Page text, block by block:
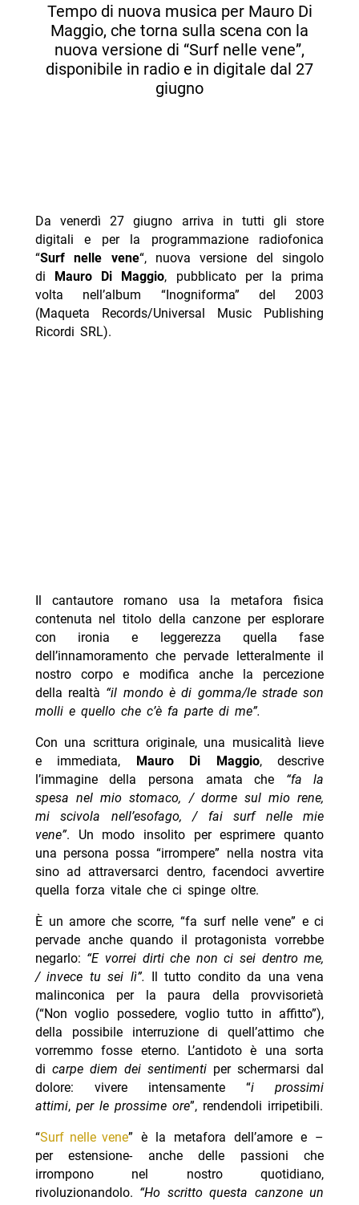
Tempo di nuova musica per Mauro Di
Maggio, che torna sulla scena con la
nuova versione di “Surf nelle vene”,
disponibile in radio e in digitale dal 27
giugno
Da venerdì 27 giugno arriva in tutti gli store
digitali e per la programmazione radiofonica
“Surf nelle vene“, nuova versione del singolo
di
Mauro Di Maggio, pubblicato per la prima
volta nell’album “Inogniforma” del 2003
(Maqueta Records/Universal Music Publishing
Ricordi SRL).
Il cantautore romano usa la metafora fisica
contenuta nel titolo della canzone per esplorare
con ironia e leggerezza quella fase
dell’innamoramento che pervade letteralmente il
nostro corpo e modifica anche la percezione
della realtà “il mondo è di gomma/le strade son
molli e quello che c’è fa parte di me”.
Con una scrittura originale, una musicalità lieve
e immediata,
Mauro Di Maggio, descrive
l’immagine della persona amata che “fa la
spesa nel mio stomaco, / dorme sul mio rene,
mi scivola nell’esofago, / fai surf nelle mie
vene”. Un modo insolito per esprimere quanto
una persona possa “irrompere” nella nostra vita
sino ad attraversarci dentro, facendoci avvertire
quella forza vitale che ci spinge oltre.
È un amore che scorre, “fa surf nelle vene” e ci
pervade anche quando il protagonista vorrebbe
negarlo: “E vorrei dirti che non ci sei dentro me,
/ invece tu sei lì”.
Il tutto condito da una vena
malinconica per la paura della provvisorietà
(“Non voglio possedere, voglio tutto in affitto”),
della possibile interruzione di quell’attimo che
vorremmo fosse eterno. L’antidoto è una sorta
di carpe diem dei sentimenti per schermarsi dal
dolore: vivere intensamente “i prossimi
attimi, per le prossime ore”, rendendoli irripetibili.
“Surf nelle vene” è la metafora dell’amore e –
per estensione- anche delle passioni che
irrompono nel nostro quotidiano,
rivoluzionandolo. “Ho scritto questa canzone un